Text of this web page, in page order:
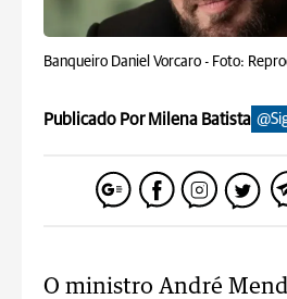
Banqueiro Daniel Vorcaro - Foto:
Publicado Por Milena Batista
O ministro André